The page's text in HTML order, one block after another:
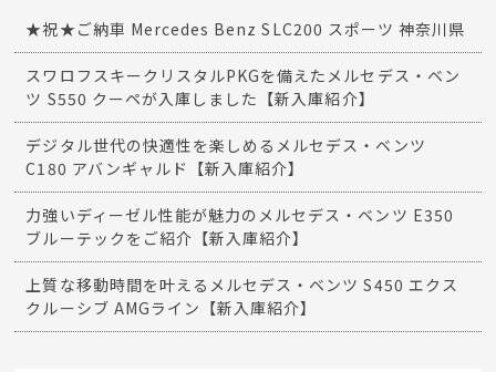
★祝★ご納車 Mercedes Benz SLC200 スポーツ 神奈川県
スワロフスキークリスタルPKGを備えたメルセデス・ベン
ツ S550 クーペが入庫しました【新入庫紹介】
デジタル世代の快適性を楽しめるメルセデス・ベンツ
C180 アバンギャルド【新入庫紹介】
力強いディーゼル性能が魅力のメルセデス・ベンツ E350
ブルーテックをご紹介【新入庫紹介】
上質な移動時間を叶えるメルセデス・ベンツ S450 エクス
クルーシブ AMGライン【新入庫紹介】